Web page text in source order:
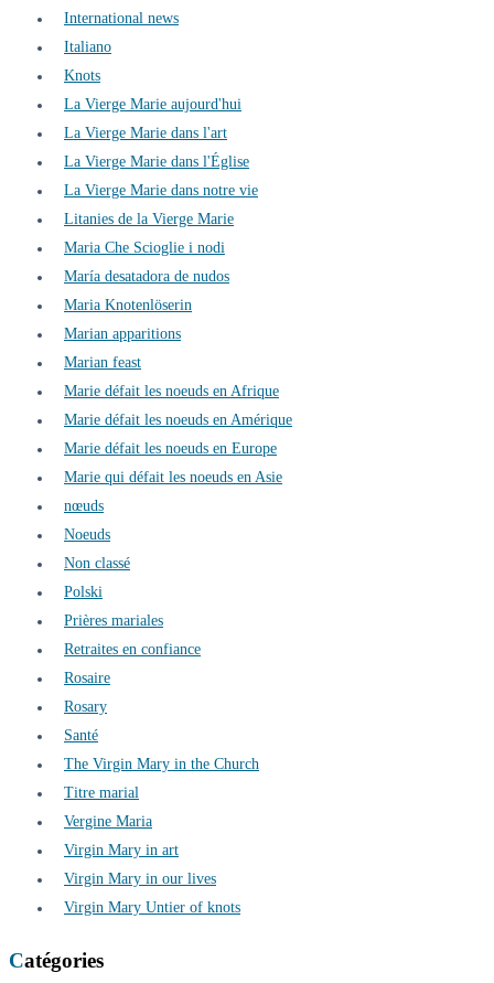
International news
Italiano
Knots
La Vierge Marie aujourd'hui
La Vierge Marie dans l'art
La Vierge Marie dans l'Église
La Vierge Marie dans notre vie
Litanies de la Vierge Marie
Maria Che Scioglie i nodi
María desatadora de nudos
Maria Knotenlöserin
Marian apparitions
Marian feast
Marie défait les noeuds en Afrique
Marie défait les noeuds en Amérique
Marie défait les noeuds en Europe
Marie qui défait les noeuds en Asie
nœuds
Noeuds
Non classé
Polski
Prières mariales
Retraites en confiance
Rosaire
Rosary
Santé
The Virgin Mary in the Church
Titre marial
Vergine Maria
Virgin Mary in art
Virgin Mary in our lives
Virgin Mary Untier of knots
Catégories